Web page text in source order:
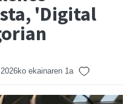
'Digital
2026ko ekainaren 1a